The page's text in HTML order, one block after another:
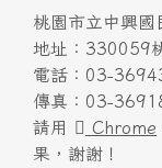
桃園市立中興國
地址：330059
電話：03-
傳真：03-
請用
Chrome
果，謝謝！